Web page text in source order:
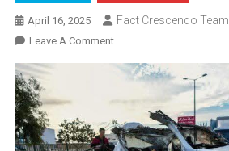
April 16, 2025 Fact Crescendo Team
Leave A CommentOn
اسراییلي
بريد